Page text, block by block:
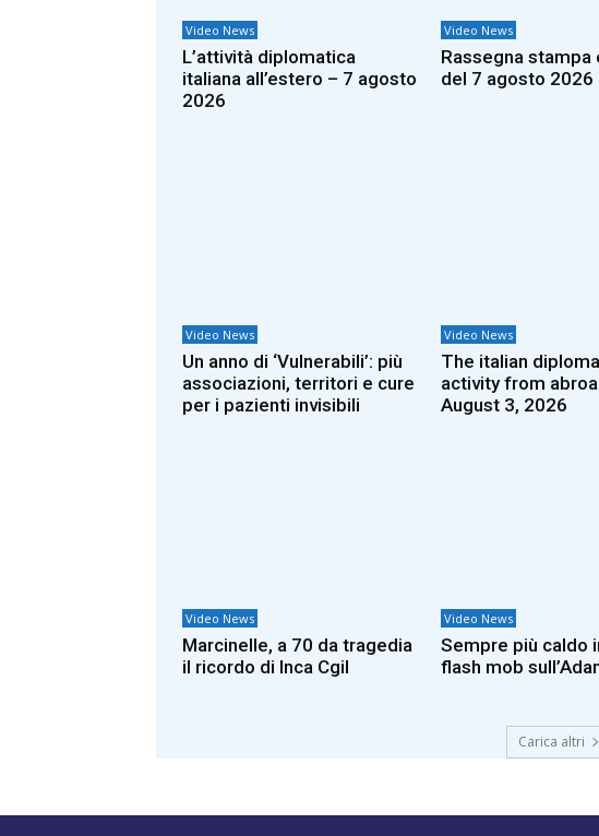
Video News
L’attività diplomatica
italiana all’estero – 7 agosto
2026
Video News
Rassegna stampa
del 7 agosto 2026
Video News
Un anno di ‘Vulnerabili’: più
associazioni, territori e cure
per i pazienti invisibili
Video News
The italian
activity from
August 3, 2026
Video News
Marcinelle, a 70 da tragedia
il ricordo di Inca Cgil
Video News
Sempre più caldo
flash mob
Carica altri